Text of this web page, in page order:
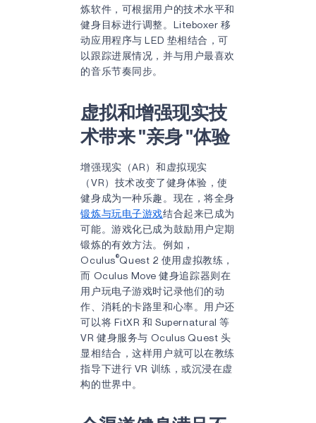
炼软件，可根据用户的技术水平和
健身目标进行调整。Liteboxer 移
动应用程序与 LED 垫相结合，可
以跟踪进展情况，并与用户最喜欢
的音乐节奏同步。
虚拟和增强现实技
术带来 "亲身 "体验
增强现实（AR）和虚拟现实
（VR）技术改变了健身体验，使
健身成为一种乐趣。现在，将全身
锻炼与玩电子游戏结合起来已成为
可能。游戏化已成为鼓励用户定期
锻炼的有效方法。例如，
Oculus®Quest 2 使用虚拟教练，
而 Oculus Move 健身追踪器则在
用户玩电子游戏时记录他们的动
作、消耗的卡路里和心率。用户还
可以将 FitXR 和 Supernatural 等
VR 健身服务与 Oculus Quest 头
显相结合，这样用户就可以在教练
指导下进行 VR 训练，或沉浸在虚
构的世界中。